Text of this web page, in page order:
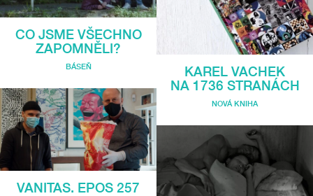
CO JSME VŠECHNO
ZAPOMNĚLI?
BÁSEŇ
VANITAS. EPOS 257
KAREL VACHEK
NA 1736 STRANÁCH
NOVÁ KNIHA